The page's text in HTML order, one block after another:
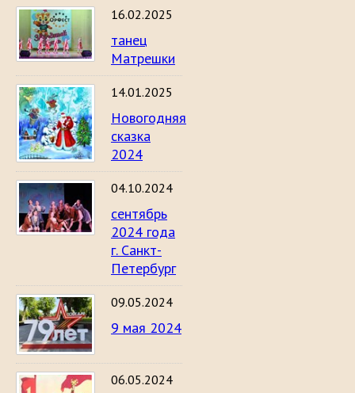
16.02.2025
танец
Матрешки
14.01.2025
Новогодняя
сказка
2024
04.10.2024
сентябрь
2024 года
г. Санкт-
Петербург
09.05.2024
9 мая 2024
06.05.2024